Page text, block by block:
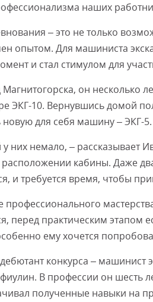
наших
– это не только
опытом. Для машиниста
и стал стимулом для
он несколько
ЭКГ-10. Вернувшись домой
новую для себя машину – ЭКГ-5.
них немало, – рассказывает
кабины. Даже
и требуется время, чтобы
профессионального
перед практическим этапом
ему хочется
конкурса – машинист
В профессии он шесть
полученные навыки на